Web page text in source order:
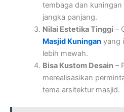
tembaga dan
jangka panjang.
Nilai Estetika Tinggi –
Masjid Kuninganyang
lebih mewah.
Bisa Kustom Desain–
merealisasikan
tema arsitektur masjid.